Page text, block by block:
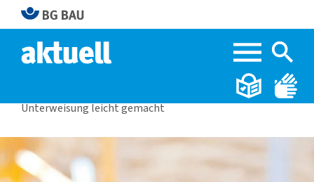
Unterweisung leicht gemacht